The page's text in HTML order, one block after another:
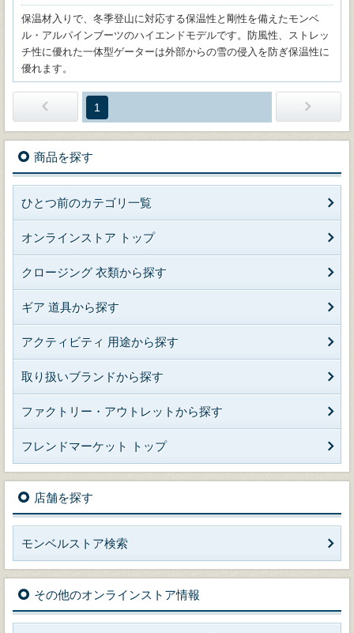
保温材入りで、冬季登山に対応する保温性と剛性を備えたモンベ
ル・アルパインブーツのハイエンドモデルです。防風性、ストレッ
チ性に優れた一体型ゲーターは外部からの雪の侵入を防ぎ保温性に
優れます。
1
商品を探す
ひとつ前のカテゴリ一覧
オンラインストア トップ
クロージング 衣類から探す
ギア 道具から探す
アクティビティ 用途から探す
取り扱いブランドから探す
ファクトリー・アウトレットから探す
フレンドマーケット トップ
店舗を探す
モンベルストア検索
その他のオンラインストア情報